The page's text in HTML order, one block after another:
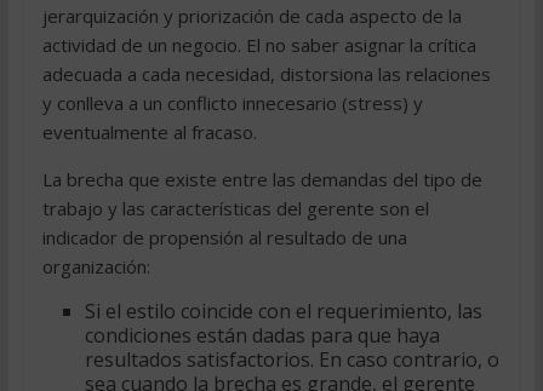
jerarquización y priorización de cada aspecto de la
actividad de un negocio. El no saber asignar la crítica
adecuada a cada necesidad, distorsiona las relaciones
y conlleva a un conflicto innecesario (stress) y
eventualmente al fracaso.
La brecha que existe entre las demandas del tipo de
trabajo y las características del gerente son el
indicador de propensión al resultado de una
organización:
Si el estilo coincide con el requerimiento, las
condiciones están dadas para que haya
resultados satisfactorios. En caso contrario, o
sea cuando la brecha es grande, el gerente